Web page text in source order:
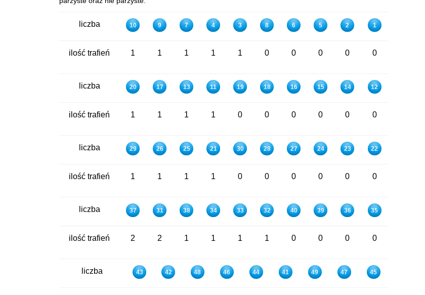
liczba 10 9 7 4 3 8 6 5 2 1
ilość trafień 1 1 1 1 1 0 0 0 0 0
liczba 20 17 13 11 19 18 16 15 14 12
ilość trafień 1 1 1 1 0 0 0 0 0 0
liczba 29 26 25 21 30 28 27 24 23 22
ilość trafień 1 1 1 1 0 0 0 0 0 0
liczba 37 31 38 34 33 32 40 39 36 35
ilość trafień 2 2 1 1 1 1 0 0 0 0
liczba 43 42 48 46 44 41 49 47 45